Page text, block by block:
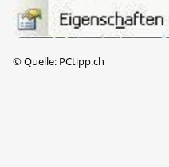
©Quelle: PCtipp.ch